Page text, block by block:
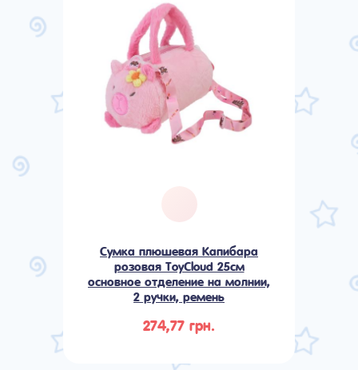
Сумка плюшевая Капибара
розовая ToyCloud 25см
основное отделение на молнии,
2 ручки, ремень
274,77 грн.